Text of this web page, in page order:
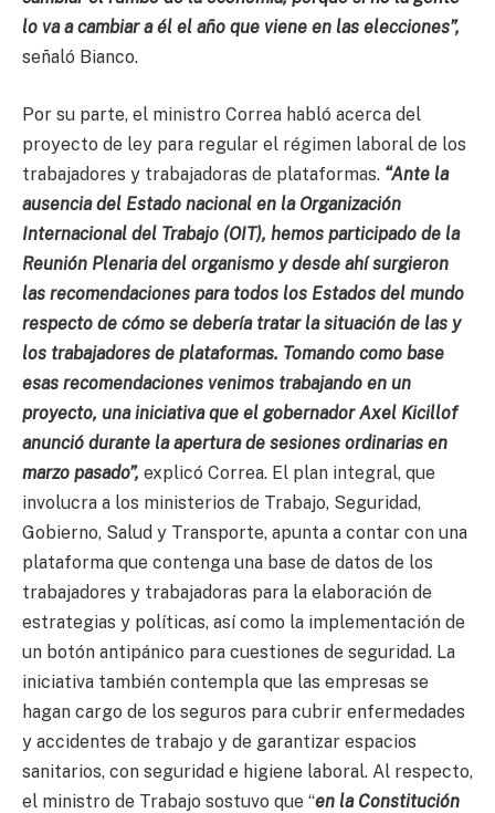
lo va a cambiar a él el año que viene en las elecciones”,
señaló Bianco.
Por su parte, el ministro Correa habló acerca del
proyecto de ley para regular el régimen laboral de los
trabajadores y trabajadoras de plataformas. “Ante la
ausencia del Estado nacional en la Organización
Internacional del Trabajo (OIT), hemos participado de la
Reunión Plenaria del organismo y desde ahí surgieron
las recomendaciones para todos los Estados del mundo
respecto de cómo se debería tratar la situación de las y
los trabajadores de plataformas. Tomando como base
esas recomendaciones venimos trabajando en un
proyecto, una iniciativa que el gobernador Axel Kicillof
anunció durante la apertura de sesiones ordinarias en
marzo pasado”, explicó Correa. El plan integral, que
involucra a los ministerios de Trabajo, Seguridad,
Gobierno, Salud y Transporte, apunta a contar con una
plataforma que contenga una base de datos de los
trabajadores y trabajadoras para la elaboración de
estrategias y políticas, así como la implementación de
un botón antipánico para cuestiones de seguridad. La
iniciativa también contempla que las empresas se
hagan cargo de los seguros para cubrir enfermedades
y accidentes de trabajo y de garantizar espacios
sanitarios, con seguridad e higiene laboral. Al respecto,
el ministro de Trabajo sostuvo que “en la Constitución